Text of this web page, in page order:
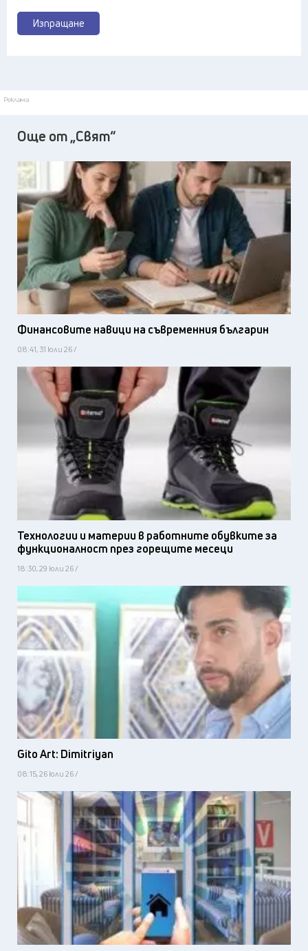
Изпращане
Реклама
Още от „Свят“
Финансовите навици на съвременния българин
08:41, 31 юли 26 /
Технологии и материи в работните обувките за
функционалност през горещите месеци
18:30, 29 юли 26 /
Gito Art: Dimitriyan
08:15, 26 юли 26 /